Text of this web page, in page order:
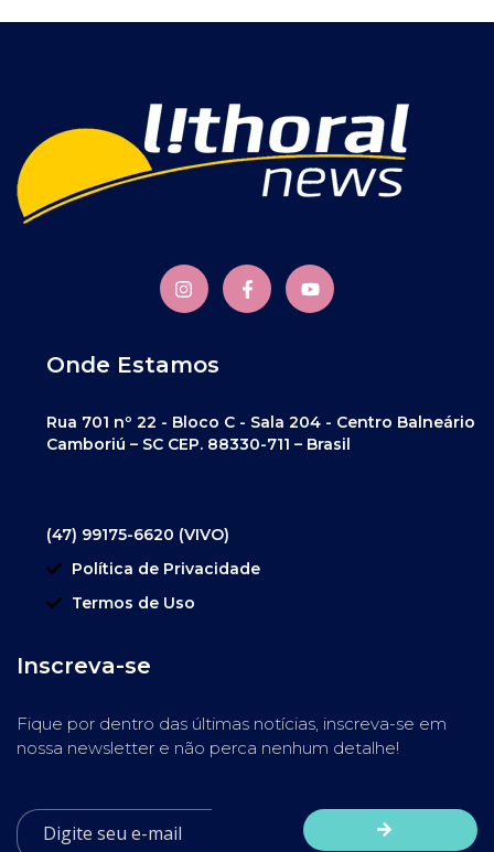
Onde Estamos
Rua 701 nº 22 - Bloco C - Sala 204 - Centro Balneário
Camboriú – SC CEP. 88330-711 – Brasil
(47) 99175-6620 (VIVO)
Política de Privacidade
Termos de Uso
Inscreva-se
Fique por dentro das últimas notícias, inscreva-se em
nossa newsletter e não perca nenhum detalhe!